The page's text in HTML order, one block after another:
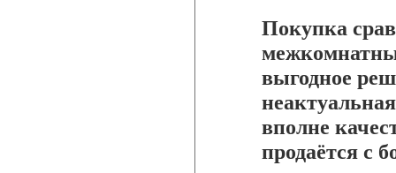
Покупка
выгодное
вполне
продаётся с